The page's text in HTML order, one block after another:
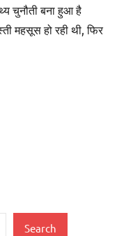
चुनौती बना हुआ है
महसूस हो रही थी, फिर
Search